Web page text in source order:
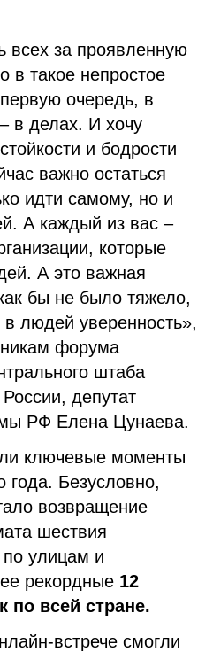
всех за проявленную
в такое непростое
очередь, в
в делах. И хочу
и бодрости
важно остаться
идти самому, но и
А каждый из вас –
которые
А это важная
бы не было тяжело,
людей уверенность»,
форума
штаба
депутат
РФ Елена Цунаева.
ключевые моменты
года. Безусловно,
возвращение
шествия
по улицам и
рекордные 12
по всей стране.
встрече смогли